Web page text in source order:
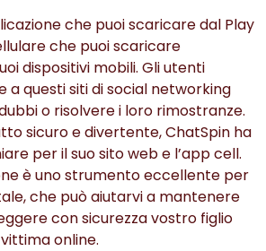
che puoi scaricare dal Play
che puoi scaricare
dispositivi mobili. Gli utenti
a questi siti di social networking
o risolvere i loro rimostranze.
sicuro e divertente, ChatSpin ha
per il suo sito web e l’app cell.
è uno strumento eccellente per
che può aiutarvi a mantenere
con sicurezza vostro figlio
online.